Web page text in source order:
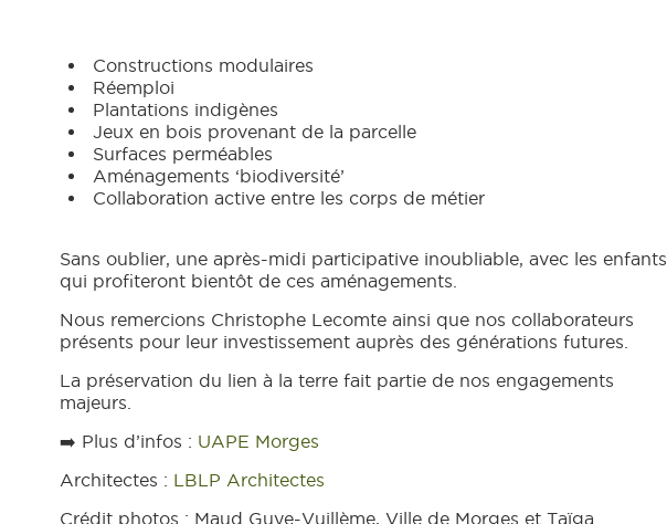
Constructions modulaires
Réemploi
Plantations indigènes
Jeux en bois provenant de la parcelle
Surfaces perméables
Aménagements ‘biodiversité’
Collaboration active entre les corps de métier
Sans oublier, une après-midi participative inoubliable, avec les enfants
qui profiteront bientôt de ces aménagements.
Nous remercions Christophe Lecomte ainsi que nos collaborateurs
présents pour leur investissement auprès des générations futures.
La préservation du lien à la terre fait partie de nos engagements
majeurs.
➡️ Plus d’infos : UAPE Morges
Architectes : LBLP Architectes
Crédit photos : Maud Guye-Vuillème, Ville de Morges et Taïga